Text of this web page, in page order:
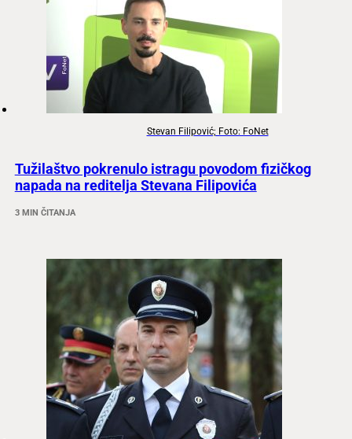
Stevan Filipović; Foto: FoNet
Tužilaštvo pokrenulo istragu povodom fizičkog
napada na reditelja Stevana Filipovića
3 MIN ČITANJA